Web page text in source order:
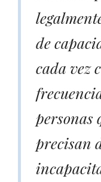
de
cada vez
personas
precisan